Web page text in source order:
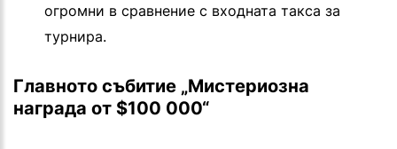
огромни в сравнение с входната такса за
турнира.
Главното събитие „Мистериозна
награда от $100 000“